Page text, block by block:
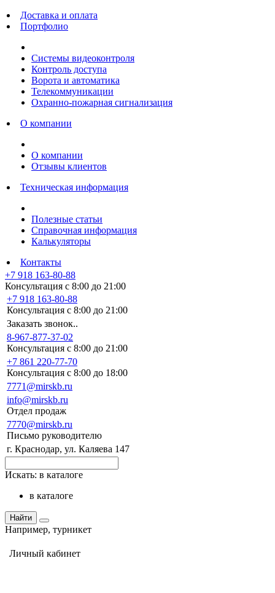
Доставка и оплата
Портфолио
Системы видеоконтроля
Контроль доступа
Ворота и автоматика
Телекоммуникации
Охранно-пожарная сигнализация
О компании
О компании
Отзывы клиентов
Техническая информация
Полезные статьи
Справочная информация
Калькуляторы
Контакты
+7 918 163-80-88
Консультация с 8:00 до 21:00
+7 918 163-80-88
Консультация с 8:00 до 21:00
Заказать звонок..
8-967-877-37-02
Консультация с 8:00 до 21:00
+7 861 220-77-70
Консультация с 8:00 до 18:00
7771@mirskb.ru
info@mirskb.ru
Отдел продаж
7770@mirskb.ru
Письмо руководителю
г. Краснодар, ул. Каляева 147
Искать: в каталоге
в каталоге
Найти
Например, турникет
Личный кабинет